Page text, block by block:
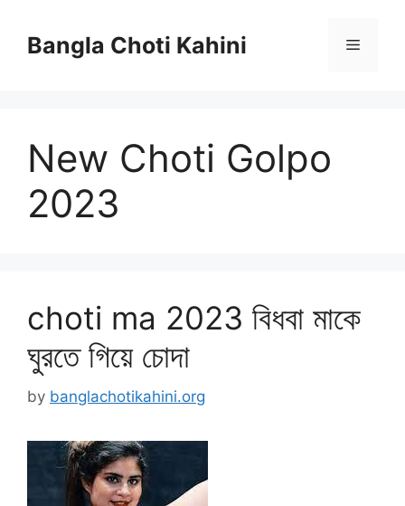
contentBangla Choti Kahini Menu
New Choti Golpo
2023
choti ma 2023 বিধবা মাকে
ঘুরতে গিয়ে চোদা
by banglachotikahini.org